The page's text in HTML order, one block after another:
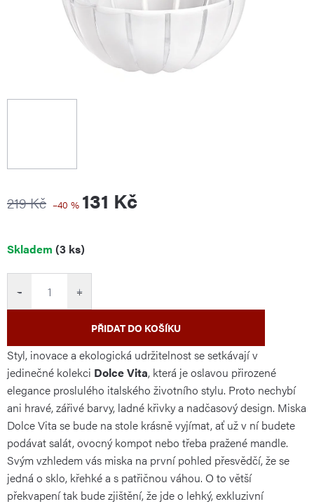
219 Kč –40 % 131 Kč
Měrná
Skladem (3 ks)
+
−
PŘIDAT DO KOŠÍKU
Styl, inovace a ekologická udržitelnost se setkávají v
jedinečné kolekci Dolce Vita, která je oslavou přirozené
elegance proslulého italského životního stylu. Proto nechybí
ani hravé, zářivé barvy, ladné křivky a nadčasový design. Miska
Dolce Vita se bude na stole krásně vyjímat, ať už v ní budete
podávat salát, ovocný kompot nebo třeba pražené mandle.
Svým vzhledem vás miska na první pohled přesvědčí, že se
jedná o sklo, křehké a s patřičnou váhou. O to větší
překvapení tak bude zjištění, že jde o lehký, exkluzivní